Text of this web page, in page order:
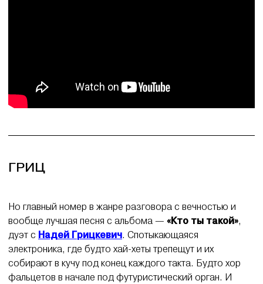
ГРИЦ
Но главный номер в жанре разговора с вечностью и
вообще лучшая песня с альбома — «Кто ты такой»,
дуэт с Надей Грицкевич. Спотыкающаяся
электроника, где будто хай-хеты трепещут и их
собирают в кучу под конец каждого такта. Будто хор
фальцетов в начале под футуристический орган. И